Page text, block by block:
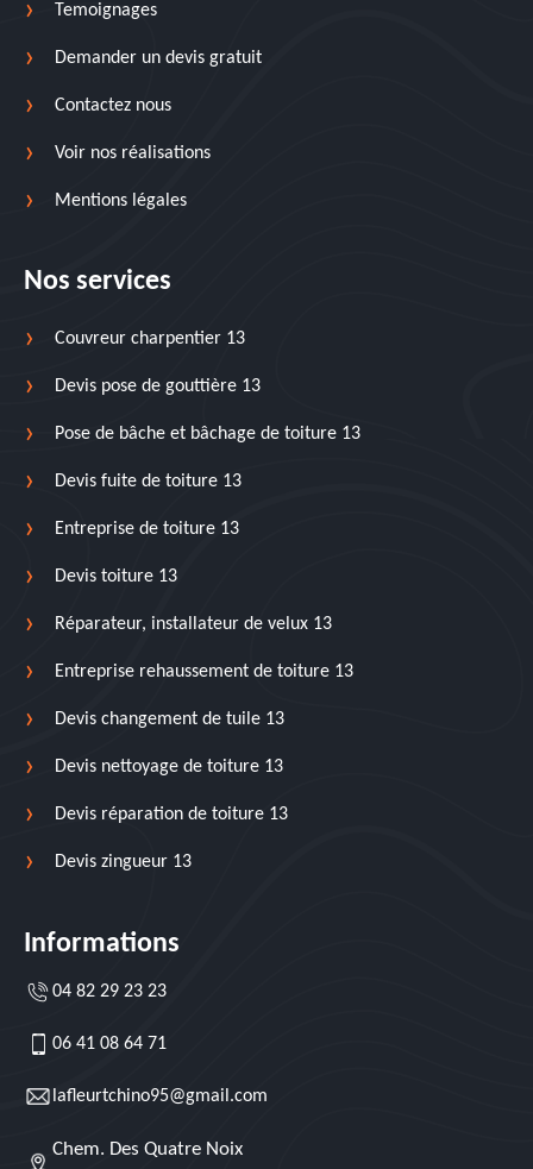
Temoignages
Demander un devis gratuit
Contactez nous
Voir nos réalisations
Mentions légales
Nos services
Couvreur charpentier 13
Devis pose de gouttière 13
Pose de bâche et bâchage de toiture 13
Devis fuite de toiture 13
Entreprise de toiture 13
Devis toiture 13
Réparateur, installateur de velux 13
Entreprise rehaussement de toiture 13
Devis changement de tuile 13
Devis nettoyage de toiture 13
Devis réparation de toiture 13
Devis zingueur 13
Informations
04 82 29 23 23
06 41 08 64 71
lafleurtchino95@gmail.com
Chem. Des Quatre Noix